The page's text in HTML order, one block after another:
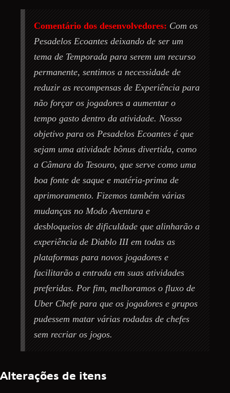
Comentário dos desenvolvedores: Com os
Pesadelos Ecoantes deixando de ser um
tema de Temporada para serem um recurso
permanente, sentimos a necessidade de
reduzir as recompensas de Experiência para
não forçar os jogadores a aumentar o
tempo gasto dentro da atividade. Nosso
objetivo para os Pesadelos Ecoantes é que
sejam uma atividade bônus divertida, como
a Câmara do Tesouro, que serve como uma
boa fonte de saque e matéria-prima de
aprimoramento. Fizemos também várias
mudanças no Modo Aventura e
desbloqueios de dificuldade que alinharão a
experiência de Diablo III em todas as
plataformas para novos jogadores e
facilitarão a entrada em suas atividades
preferidas. Por fim, melhoramos o fluxo de
Uber Chefe para que os jogadores e grupos
pudessem matar várias rodadas de chefes
sem recriar os jogos.
Alterações de itens